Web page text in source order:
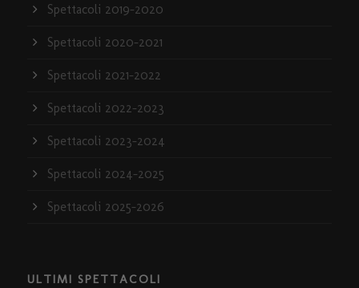
Spettacoli 2019-2020
Spettacoli 2020-2021
Spettacoli 2021-2022
Spettacoli 2022-2023
Spettacoli 2023-2024
Spettacoli 2024-2025
Spettacoli 2025-2026
ULTIMI SPETTACOLI